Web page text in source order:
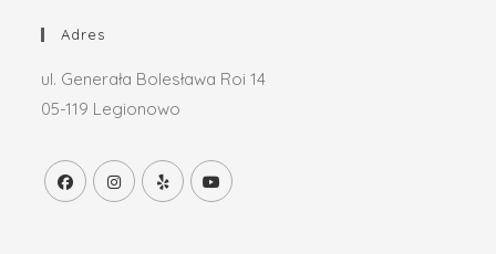
Adres
ul. Generała Bolesława Roi 14
05-119 Legionowo